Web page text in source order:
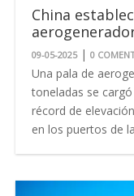
China
09-05-2025|0
Una pala de
toneladas se
récord de
en los puertos de